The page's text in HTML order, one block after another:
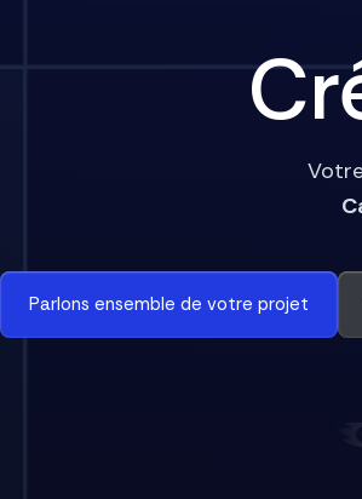
Parlons ensemble de votre projet